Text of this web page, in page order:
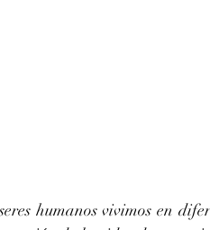
humanos vivimos en